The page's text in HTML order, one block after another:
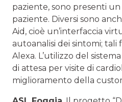
paziente, sono presenti
paziente. Diversi sono
Aid, cioè un’interfaccia
autoanalisi dei sintomi;
Alexa. L’utilizzo del
di attesa per visite di
miglioramento della